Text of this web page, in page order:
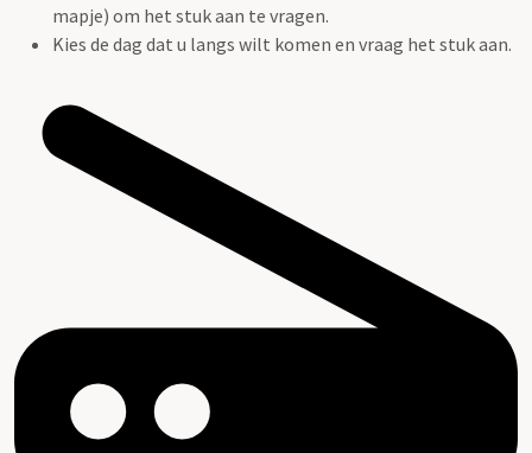
mapje) om het stuk aan te vragen.
Kies de dag dat u langs wilt komen en vraag het stuk aan.